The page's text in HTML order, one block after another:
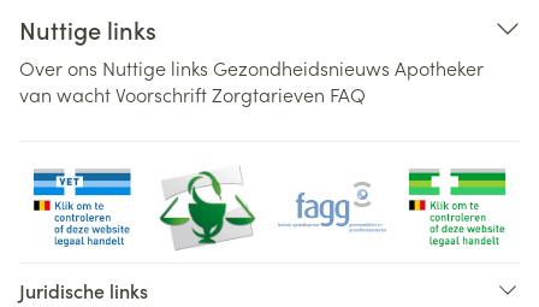
Nuttige links
Over ons Nuttige links Gezondheidsnieuws Apotheker
van wachtVoorschriftZorgtarieven FAQ
Juridische links